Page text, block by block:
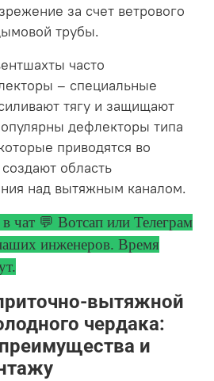
за счет ветрового
трубы.
часто
– специальные
тягу и защищают
дефлекторы типа
приводятся во
область
над вытяжным каналом.
чат 💬 Вотсап или Телеграм
инженеров. Время
вытяжной
чердака:
и